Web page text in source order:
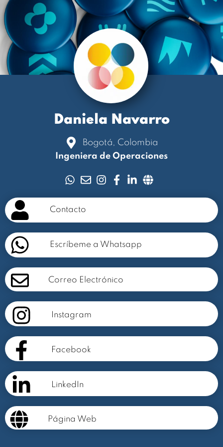
Daniela Navarro
Bogotá, Colombia
Ingeniera de Operaciones
Contacto
Escríbeme a Whatsapp
Correo Electrónico
Instagram
Facebook
LinkedIn
Página Web